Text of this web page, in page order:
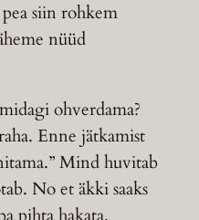
pea siin rohkem
nüüd
ohverdama?
Enne jätkamist
Mind huvitab
No et äkki saaks